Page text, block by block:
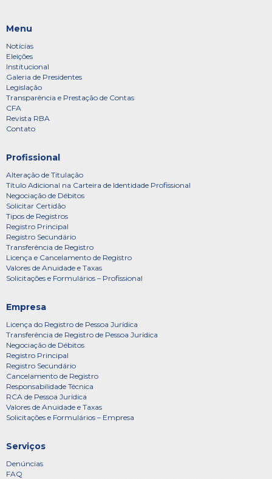
Menu
Notícias
Eleições
Institucional
Galeria de Presidentes
Legislação
Transparência e Prestação de Contas
CFA
Revista RBA
Contato
Profissional
Alteração de Titulação
Título Adicional na Carteira de Identidade Profissional
Negociação de Débitos
Solicitar Certidão
Tipos de Registros
Registro Principal
Registro Secundário
Transferência de Registro
Licença e Cancelamento de Registro
Valores de Anuidade e Taxas
Solicitações e Formulários – Profissional
Empresa
Licença do Registro de Pessoa Jurídica
Transferência de Registro de Pessoa Jurídica
Negociação de Débitos
Registro Principal
Registro Secundário
Cancelamento de Registro
Responsabilidade Técnica
RCA de Pessoa Jurídica
Valores de Anuidade e Taxas
Solicitações e Formulários – Empresa
Serviços
Denúncias
FAQ